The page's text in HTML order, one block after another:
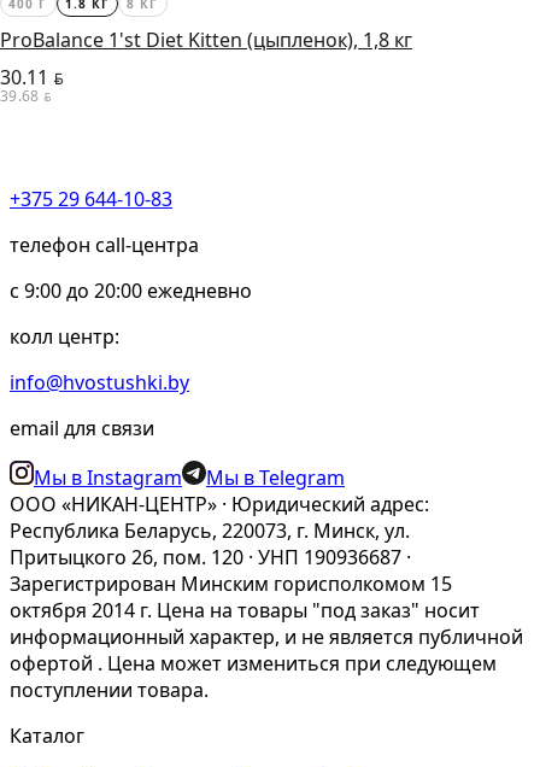
400 Г 1.8 КГ 8 КГ
ProBalance 1'st Diet Kitten (цыпленок), 1,8 кг
30.11 BYN
39.68 BYN
+375 29 644-10-83
телефон call-центра
c 9:00 до 20:00 ежедневно
колл центр:
info@hvostushki.by
email для связи
Мы в Instagram
Мы в Telegram
ООО «НИКАН-ЦЕНТР» · Юридический адрес:
Республика Беларусь, 220073, г. Минск, ул.
Притыцкого 26, пом. 120 · УНП 190936687 ·
Зарегистрирован Минским горисполкомом 15
октября 2014 г. Цена на товары "под заказ" носит
информационный характер, и не является публичной
офертой . Цена может измениться при следующем
поступлении товара.
Каталог